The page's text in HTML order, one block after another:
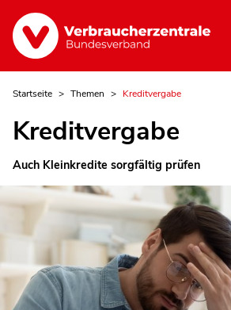
Startseite Themen Kreditvergabe
Kreditvergabe
Auch Kleinkredite sorgfältig prüfen